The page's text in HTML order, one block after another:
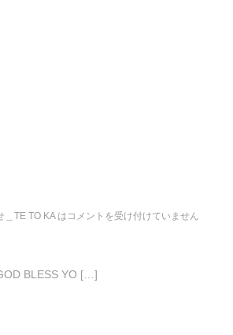
＿TE TO KA は コメントを受け付けていません
BLESS YO […]